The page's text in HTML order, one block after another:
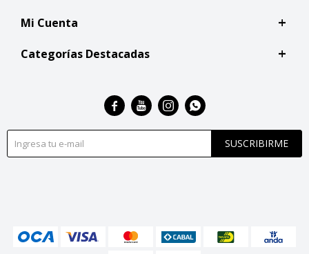
Mi Cuenta
Categorías Destacadas
SUSCRIBIRME
   